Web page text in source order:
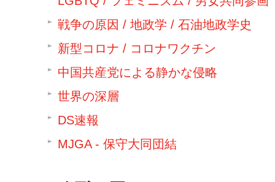
戦争の原因 / 地政学 / 石油地政学史
新型コロナ / コロナワクチン
中国共産党による静かな侵略
世界の深層
DS速報
MJGA - 保守大同団結